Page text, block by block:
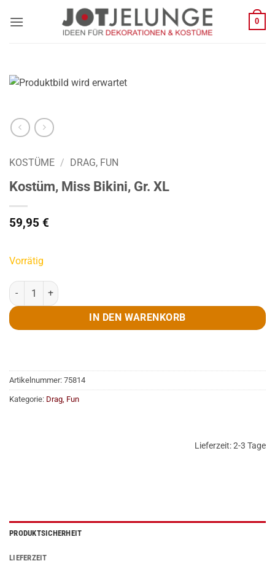
Inhalt
0
KOSTÜME / DRAG, FUN
Kostüm, Miss Bikini, Gr. XL
59,95 €
Vorrätig
Kostüm, Miss Bikini, Gr. XL Menge
IN DEN WARENKORB
Artikelnummer: 75814
Kategorie: Drag, Fun
Lieferzeit:2-3 Tage
PRODUKTSICHERHEIT
LIEFERZEIT